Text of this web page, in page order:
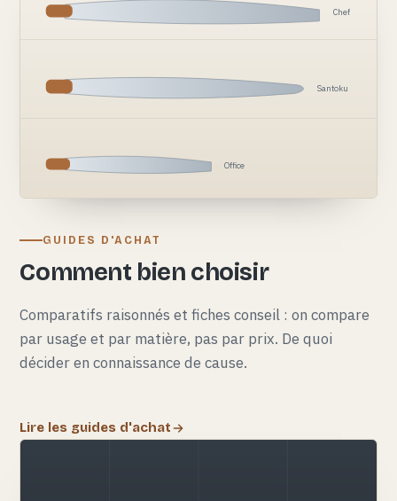
Chef
Santoku
Office
GUIDES D'ACHAT
Comment bien choisir
Comparatifs raisonnés et fiches conseil : on compare
par usage et par matière, pas par prix. De quoi
décider en connaissance de cause.
Lire les guides d'achat